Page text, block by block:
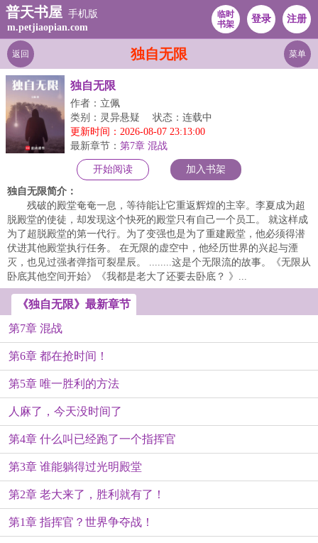
普天书屋 手机版
m.petjiaopian.com
临时
书架
登录 注册
独自无限
返回 菜单
独自无限
作者：立佩
类别：灵异悬疑
状态：连载中
更新时间：2026-08-07 23:13:00
最新章节： 第7章 混战
开始阅读 加入书架
独自无限简介：
残破的殿堂奄奄一息，等待能让它重返辉煌的主宰。李夏成为超
脱殿堂的使徒，却发现这个快死的殿堂只有自己一个员工。 就这样成
为了超脱殿堂的第一代行。为了变强也是为了重建殿堂，他必须得潜
伏进其他殿堂执行任务。 在无限的虚空中，他经历世界的兴起与湮
灭，也见过强者弹指可裂星辰。 ........这是个无限流的故事。《无限从
卧底其他空间开始》《我都是老大了还要去卧底？ 》...
《独自无限》最新章节
第7章 混战
第6章 都在抢时间！
第5章 唯一胜利的方法
人麻了，今天没时间了
第4章 什么叫已经跑了一个指挥官
第3章 谁能躺得过光明殿堂
第2章 老大来了，胜利就有了！
第1章 指挥官？世界争夺战！